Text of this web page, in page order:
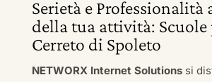
Serietà e Professionalità
della tua attività: Scuole
Cerreto di Spoleto
NETWORX Internet Solutionssi